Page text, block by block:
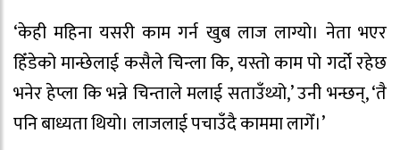
‘केही महिना यसरी काम गर्न खुब लाज लाग्यो। नेता भएर
हिँडेको मान्छेलाई कसैले चिन्ला कि, यस्तो काम पो गर्दो रहेछ
भनेर हेप्ला कि भन्ने चिन्ताले मलाई सताउँथ्यो,’ उनी भन्छन्, ‘तै
पनि बाध्यता थियो। लाजलाई पचाउँदै काममा लागेँ।’